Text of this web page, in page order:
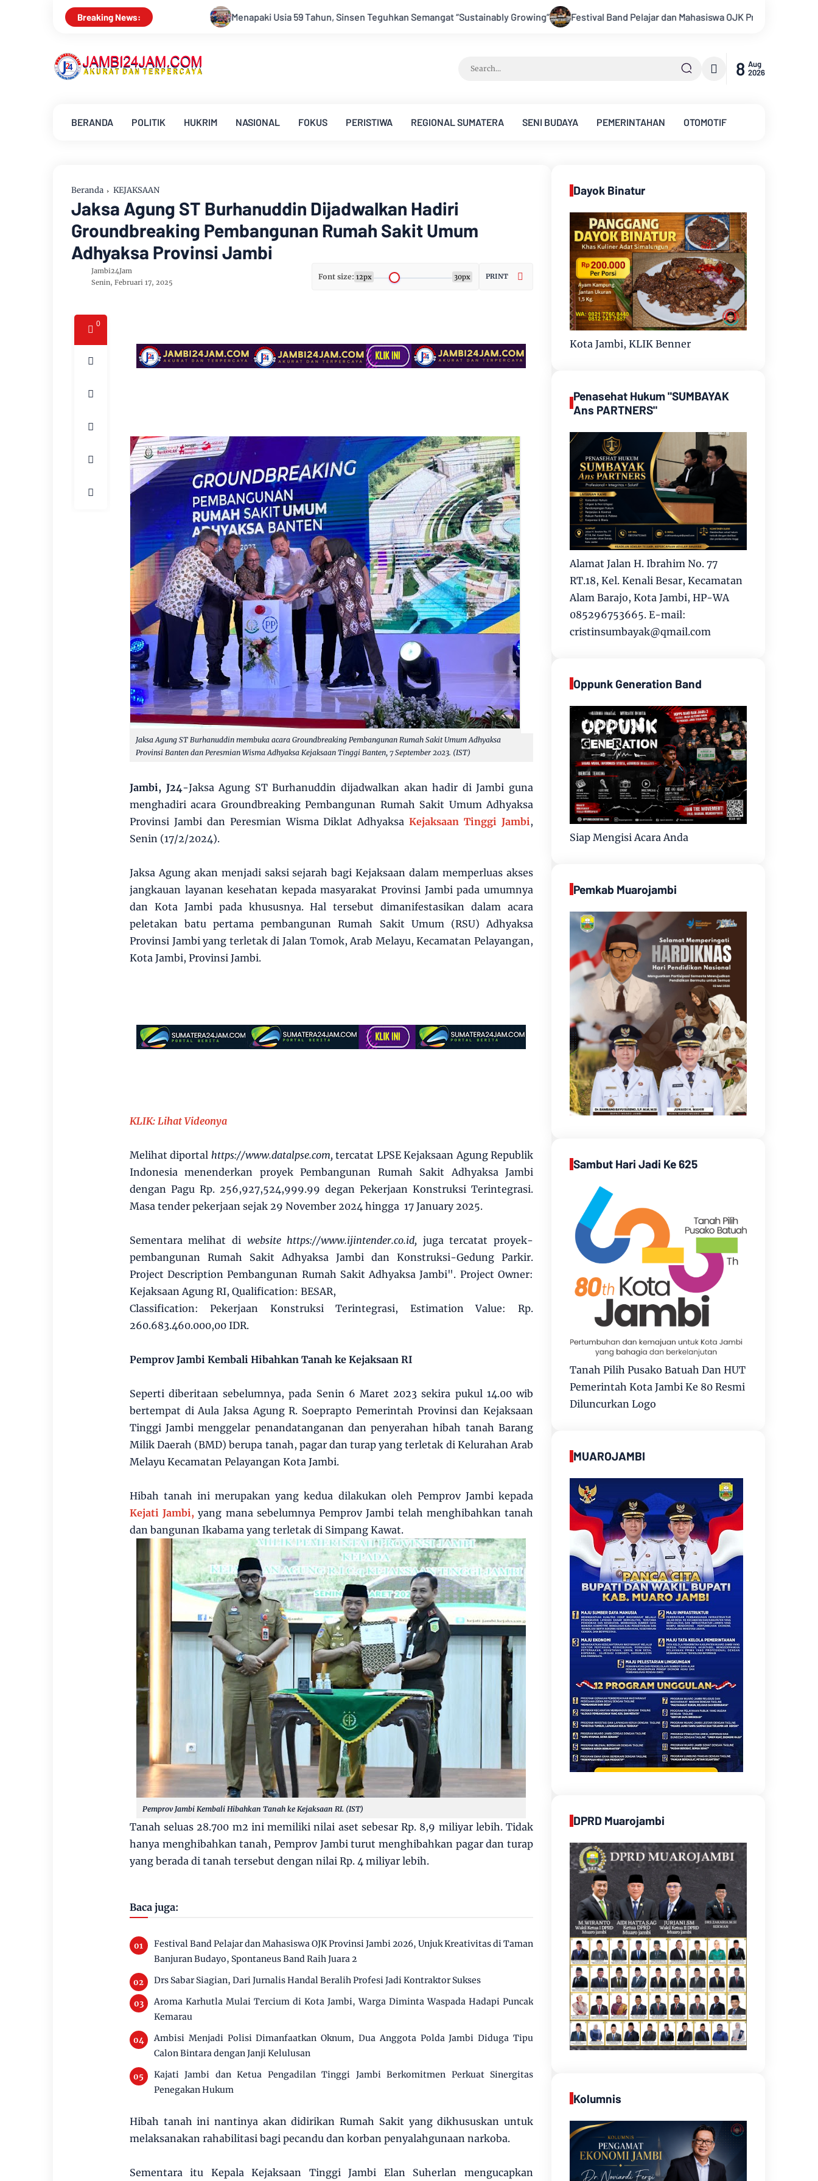
Breaking News:
Menapaki Usia 59 Tahun, Sinsen Teguhkan Semangat “Sustainably Growing” Festival Band Pelajar dan Mahasiswa OJK Provinsi Jambi 2026, Unjuk Kreativitas di Taman
8 Aug
2026
BERANDA POLITIK HUKRIM NASIONAL FOKUS PERISTIWA REGIONAL SUMATERA SENI BUDAYA PEMERINTAHAN OTOMOTIF
Beranda KEJAKSAAN
Jaksa Agung ST Burhanuddin Dijadwalkan Hadiri
Groundbreaking Pembangunan Rumah Sakit Umum
Adhyaksa Provinsi Jambi
Jambi24Jam
Senin, Februari 17, 2025
Font size: 12px 30px PRINT
0
Jaksa Agung ST Burhanuddin membuka acara Groundbreaking Pembangunan Rumah Sakit Umum Adhyaksa
Provinsi Banten dan Peresmian Wisma Adhyaksa Kejaksaan Tinggi Banten, 7 September 2023. (IST)
Jambi, J24-Jaksa Agung ST Burhanuddin dijadwalkan akan hadir di Jambi guna
menghadiri acara Groundbreaking Pembangunan Rumah Sakit Umum Adhyaksa
Provinsi Jambi dan Peresmian Wisma Diklat AdhyaksaKejaksaan Tinggi Jambi,
Senin (17/2/2024).
Jaksa Agung akan menjadi saksi sejarah bagi Kejaksaan dalam memperluas akses
jangkauan layanan kesehatan kepada masyarakat Provinsi Jambi pada umumnya
dan Kota Jambi pada khususnya. Hal tersebut dimanifestasikan dalam acara
peletakan batu pertama pembangunan Rumah Sakit Umum (RSU) Adhyaksa
Provinsi Jambi yang terletak di Jalan Tomok, Arab Melayu, Kecamatan Pelayangan,
Kota Jambi, Provinsi Jambi.
KLIK: Lihat Videonya
Melihat diportal https://www.datalpse.com,tercatat LPSE Kejaksaan Agung Republik
Indonesia menenderkan proyek Pembangunan Rumah Sakit Adhyaksa Jambi
dengan Pagu Rp. 256,927,524,999.99 degan Pekerjaan Konstruksi Terintegrasi.
Masa tender pekerjaan sejak 29 November 2024 hingga 17 January 2025.
Sementara melihat di website https://www.ijintender.co.id, juga tercatat proyek-
pembangunan Rumah Sakit Adhyaksa Jambi dan Konstruksi-Gedung Parkir.
Project Description Pembangunan Rumah Sakit Adhyaksa Jambi". Project Owner:
Kejaksaan Agung RI, Qualification: BESAR,
Classification: Pekerjaan Konstruksi Terintegrasi, Estimation Value: Rp.
260.683.460.000,00 IDR.
Pemprov Jambi Kembali Hibahkan Tanah ke Kejaksaan RI
Seperti diberitaan sebelumnya, pada Senin 6 Maret 2023 sekira pukul 14.00 wib
bertempat di Aula Jaksa Agung R. Soeprapto Pemerintah Provinsi dan Kejaksaan
Tinggi Jambi menggelar penandatanganan dan penyerahan hibah tanah Barang
Milik Daerah (BMD) berupa tanah, pagar dan turap yang terletak di Kelurahan Arab
Melayu Kecamatan Pelayangan Kota Jambi.
Hibah tanah ini merupakan yang kedua dilakukan oleh Pemprov Jambi kepada
Kejati Jambi, yang mana sebelumnya Pemprov Jambi telah menghibahkan tanah
dan bangunan Ikabama yang terletak di Simpang Kawat.
Pemprov Jambi Kembali Hibahkan Tanah ke Kejaksaan RI. (IST)
Tanah seluas 28.700 m2 ini memiliki nilai aset sebesar Rp. 8,9 miliyar lebih. Tidak
hanya menghibahkan tanah, Pemprov Jambi turut menghibahkan pagar dan turap
yang berada di tanah tersebut dengan nilai Rp. 4 miliyar lebih.
Baca juga:
Festival Band Pelajar dan Mahasiswa OJK Provinsi Jambi 2026, Unjuk Kreativitas di Taman
Banjuran Budayo, Spontaneus Band Raih Juara 2
Drs Sabar Siagian, Dari Jurnalis Handal Beralih Profesi Jadi Kontraktor Sukses
Aroma Karhutla Mulai Tercium di Kota Jambi, Warga Diminta Waspada Hadapi Puncak
Kemarau
Ambisi Menjadi Polisi Dimanfaatkan Oknum, Dua Anggota Polda Jambi Diduga Tipu
Calon Bintara dengan Janji Kelulusan
Kajati Jambi dan Ketua Pengadilan Tinggi Jambi Berkomitmen Perkuat Sinergitas
Penegakan Hukum
Hibah tanah ini nantinya akan didirikan Rumah Sakit yang dikhususkan untuk
melaksanakan rahabilitasi bagi pecandu dan korban penyalahgunaan narkoba.
Sementara itu Kepala Kejaksaan Tinggi Jambi Elan Suherlan mengucapkan
Dayok Binatur
Kota Jambi, KLIK Benner
Penasehat Hukum "SUMBAYAK
Ans PARTNERS"
Alamat Jalan H. Ibrahim No. 77
RT.18, Kel. Kenali Besar, Kecamatan
Alam Barajo, Kota Jambi, HP-WA
085296753665. E-mail:
cristinsumbayak@qmail.com
Oppunk Generation Band
Siap Mengisi Acara Anda
Pemkab Muarojambi
Sambut Hari Jadi Ke 625
Tanah Pilih Pusako Batuah Dan HUT
Pemerintah Kota Jambi Ke 80 Resmi
Diluncurkan Logo
MUAROJAMBI
DPRD Muarojambi
Kolumnis